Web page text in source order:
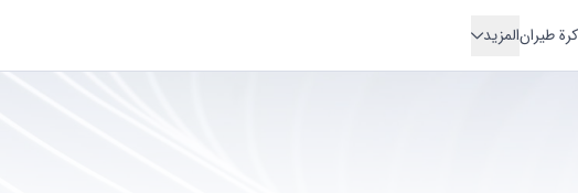
طيرانالمزيد